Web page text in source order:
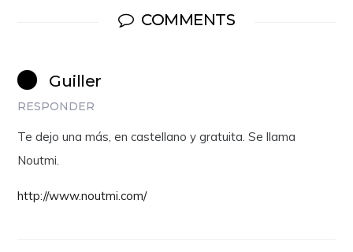
COMMENTS
Guiller
RESPONDER
Te dejo una más, en castellano y gratuita. Se llama
Noutmi.
http://www.noutmi.com/